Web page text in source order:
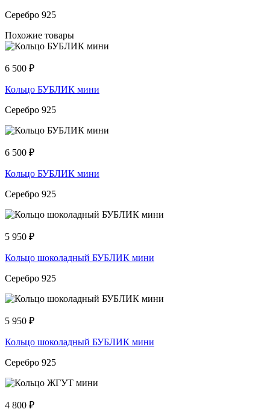
Серебро 925
Похожие товары
6 500 ₽
Кольцо БУБЛИК мини
Серебро 925
6 500 ₽
Кольцо БУБЛИК мини
Серебро 925
5 950 ₽
Кольцо шоколадный БУБЛИК мини
Серебро 925
5 950 ₽
Кольцо шоколадный БУБЛИК мини
Серебро 925
4 800 ₽